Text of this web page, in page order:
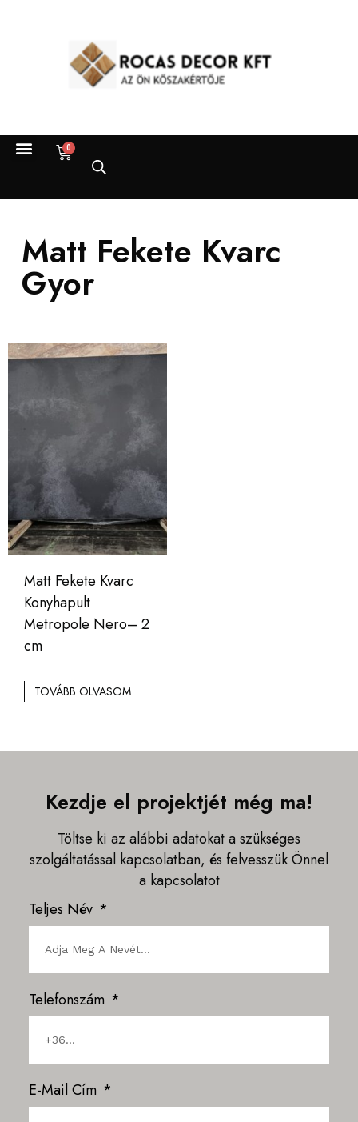
0
Matt Fekete Kvarc
Gyor
Matt Fekete Kvarc
Konyhapult
Metropole Nero– 2
cm
TOVÁBB OLVASOM
Kezdje el projektjét még ma!
Töltse ki az alábbi adatokat a szükséges
szolgáltatással kapcsolatban, és felvesszük Önnel
a kapcsolatot
Teljes Név
Telefonszám
E-Mail Cím